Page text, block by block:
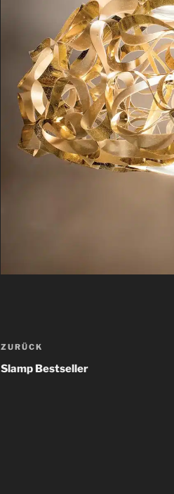
Beitragsnavigation
Vorheriger
Beitrag
ZURÜCK
Slamp Bestseller